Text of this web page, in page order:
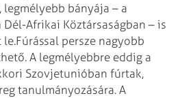
bányája – a
Dél-Afrikai Köztársaságban – is
le.Fúrással persze nagyobb
A legmélyebbre eddig a
Szovjetunió­ban fúrtak,
tanulmányozására. A